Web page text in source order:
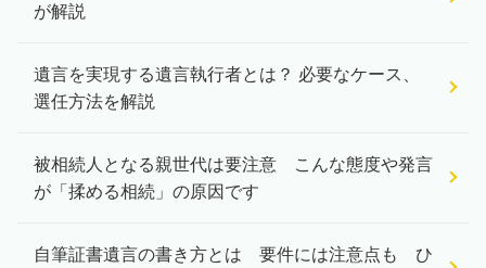
が解説
遺言を実現する遺言執行者とは？ 必要なケース、
選任方法を解説
被相続人となる親世代は要注意 こんな態度や発言
が「揉める相続」の原因です
自筆証書遺言の書き方とは 要件には注意点も ひ